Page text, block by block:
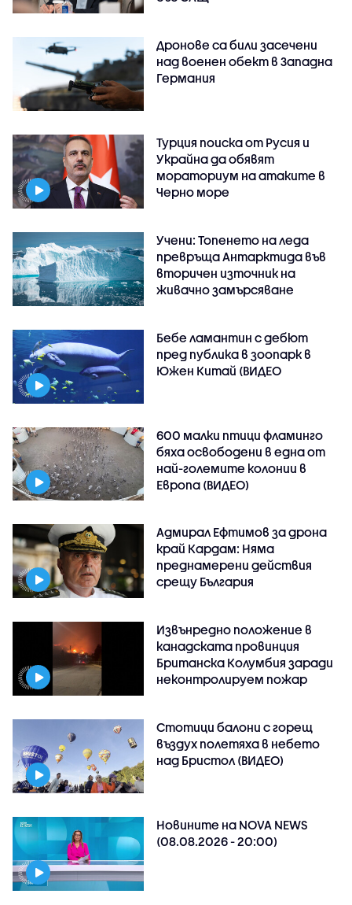
Дронове са били засечени
над военен обект в Западна
Германия
Турция поиска от Русия и
Украйна да обявят
мораториум на атаките в
Черно море
Учени: Топенето на леда
превръща Антарктида във
вторичен източник на
живачно замърсяване
Бебе ламантин с дебют
пред публика в зоопарк в
Южен Китай (ВИДЕО
600 малки птици фламинго
бяха освободени в една от
най-големите колонии в
Европа (ВИДЕО)
Адмирал Ефтимов за дрона
край Кардам: Няма
преднамерени действия
срещу България
Извънредно положение в
канадската провинция
Британска Колумбия заради
неконтролируем пожар
Стотици балони с горещ
въздух полетяха в небето
над Бристол (ВИДЕО)
Новините на NOVA NEWS
(08.08.2026 - 20:00)